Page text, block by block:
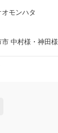
モンハタ
中村様・神田様